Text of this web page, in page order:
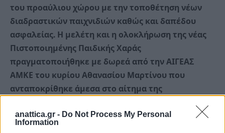
anattica.gr - Do Not Process My Personal
Information
του προαύλιου χώρου με την τοποθέτηση νέων
διαδραστικών παιχνιδιών καθώς και δαπέδου
ασφαλείας. Η μελέτη και η ολοκλήρωση της νέας
Πιστοποιημένης Παιδικής Χαράς
πραγματοποιήθηκε με δωρεά από την ΑΙΓΕΑΣ
ΑΜΚΕ του κυρίου Αθανασίου Μαρτίνου που
ανταποκρίθηκε άμεσα στο αίτημα της
Ευχαριστούμε θερμά τον κύριο Αθ. Μαρτίνο για